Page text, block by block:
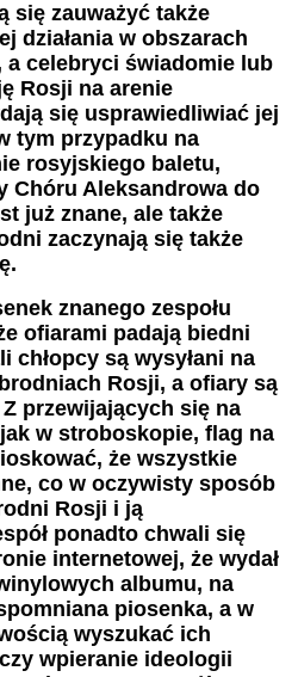
się zauważyć także
działania w obszarach
celebryci świadomie lub
Rosji na arenie
się usprawiedliwiać jej
tym przypadku na
rosyjskiego baletu,
Chóru Aleksandrowa do
już znane, ale także
zaczynają się także
znanego zespołu
ofiarami padają biedni
chłopcy są wysyłani na
Rosji, a ofiary są
przewijających się na
w stroboskopie, flag na
że wszystkie
co w oczywisty sposób
Rosji i ją
ponadto chwali się
internetowej, że wydał
albumu, na
piosenka, a w
wyszukać ich
wpieranie ideologii